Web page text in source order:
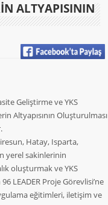
ALTYAPISININ
Geliştirme ve YKS
Altyapısının Oluşturulması
Hatay, Isparta,
yerel sakinlerinin
oluşturmak ve YKS
LEADER Proje Görevlisi’ne
eğitimleri, iletişim ve